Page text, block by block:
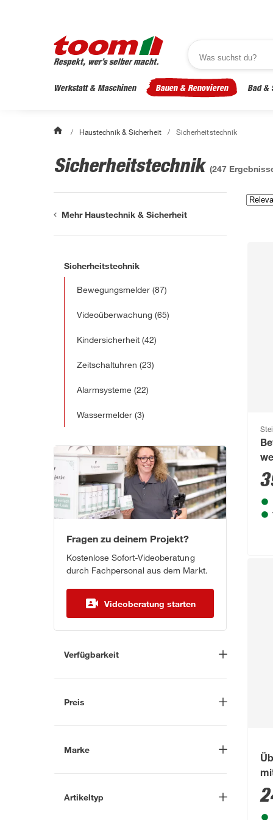
Werkstatt & Maschinen Bauen & Renovieren Bad &
/ Haustechnik & Sicherheit / Sicherheitstechnik
Sicherheitstechnik (247
Mehr Haustechnik & Sicherheit
Sicherheitstechnik
Bewegungsmelder (87)
Videoüberwachung (65)
Kindersicherheit (42)
Zeitschaltuhren (23)
Alarmsysteme (22)
Wassermelder (3)
Fragen zu deinem Projekt?
Kostenlose Sofort-Videoberatung
durch Fachpersonal aus dem Markt.
Videoberatung starten
Verfügbarkeit
Lieferung nach Hause (84)
bestellbar (100)
Preis
Marke
Marke suchen
Artikeltyp